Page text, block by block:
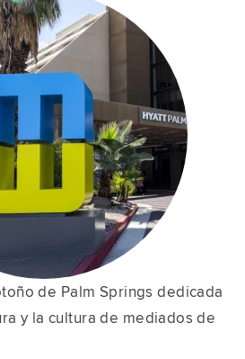
de Palm Springs dedicada
y la cultura de mediados de